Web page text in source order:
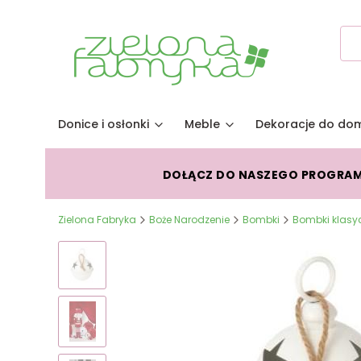
Donice i osłonki Meble Dekoracje do
DOŁĄCZ DO NASZEGO
Zielona Fabryka Boże Narodzenie Bombki Bombki